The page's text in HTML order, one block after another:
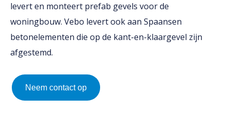
levert en monteert prefab gevels voor de
woningbouw. Vebo levert ook aan Spaansen
betonelementen die op de kant-en-klaargevel zijn
afgestemd.
Neem contact op